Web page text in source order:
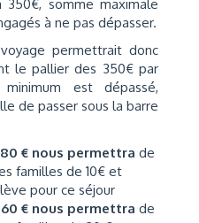
somme maximale
à ne pas dépasser.
permettrait donc
le pallier des 350€ par
est dépassé,
de passer sous la barre
€ nous permettra de
familles de 10€ et
pour ce séjour
€ nous permettra de